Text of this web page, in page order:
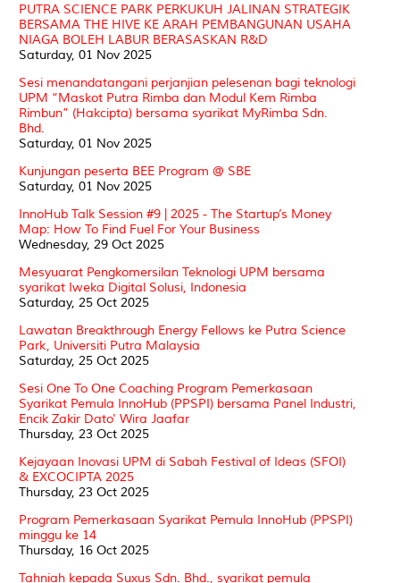
PUTRA SCIENCE PARK PERKUKUH JALINAN STRATEGIK
BERSAMA THE HIVE KE ARAH PEMBANGUNAN USAHA
NIAGA BOLEH LABUR BERASASKAN R&D
Saturday, 01 Nov 2025
Sesi menandatangani perjanjian pelesenan bagi teknologi
UPM “Maskot Putra Rimba dan Modul Kem Rimba
Rimbun” (Hakcipta) bersama syarikat MyRimba Sdn.
Bhd.
Saturday, 01 Nov 2025
Kunjungan peserta BEE Program @ SBE
Saturday, 01 Nov 2025
InnoHub Talk Session #9 | 2025 - The Startup’s Money
Map: How To Find Fuel For Your Business
Wednesday, 29 Oct 2025
Mesyuarat Pengkomersilan Teknologi UPM bersama
syarikat Iweka Digital Solusi, Indonesia
Saturday, 25 Oct 2025
Lawatan Breakthrough Energy Fellows ke Putra Science
Park, Universiti Putra Malaysia
Saturday, 25 Oct 2025
Sesi One To One Coaching Program Pemerkasaan
Syarikat Pemula InnoHub (PPSPI) bersama Panel Industri,
Encik Zakir Dato' Wira Jaafar
Thursday, 23 Oct 2025
Kejayaan Inovasi UPM di Sabah Festival of Ideas (SFOI)
& EXCOCIPTA 2025
Thursday, 23 Oct 2025
Program Pemerkasaan Syarikat Pemula InnoHub (PPSPI)
minggu ke 14
Thursday, 16 Oct 2025
Tahniah kepada Suxus Sdn. Bhd., syarikat pemula